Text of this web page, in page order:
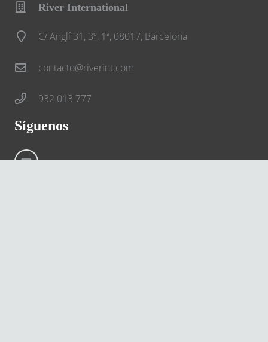
River International
C/ Anglí 31, 3º, 1ª, 08017, Barcelona
contacto@riverint.com
932 013 777
Síguenos